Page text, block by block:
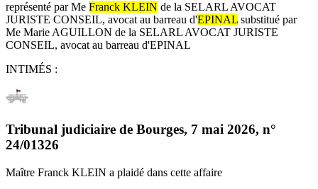
représenté par Me Franck KLEIN de la SELARL AVOCAT
JURISTE CONSEIL, avocat au barreau d'EPINAL substitué par
Me Marie AGUILLON de la SELARL AVOCAT JURISTE
CONSEIL, avocat au barreau d'EPINAL
INTIMÉS :
Tribunal judiciaire de Bourges, 7 mai 2026, n°
24/01326
Maître Franck KLEIN a plaidé dans cette affaire